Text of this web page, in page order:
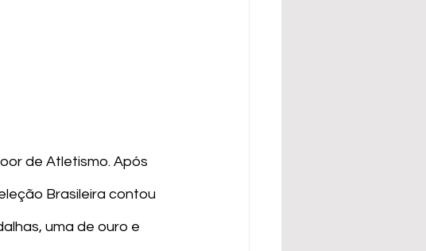
de Atletismo. Após
Brasileira contou
uma de ouro e